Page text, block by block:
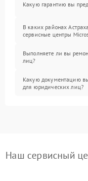
Какую гарантию вы
В каких районах
сервисные центры
Выполняете ли вы
лиц?
Какую документацию
для юридических лиц?
Наш сервисный